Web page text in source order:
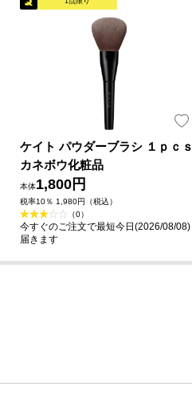
ケイト パウダーブラシ １ｐｃｓ
カネボウ化粧品
本体1,800円
税率10％ 1,980円（税込）
（0）
今すぐのご注文で最短今日(2026/08/08)
届きます